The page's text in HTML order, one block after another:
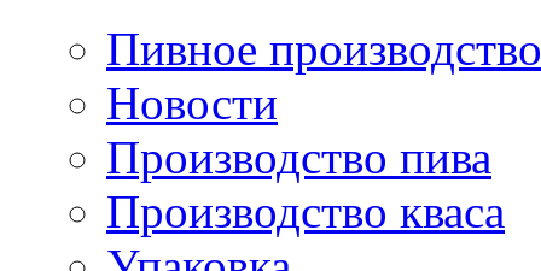
Пивное производство
Новости
Производство пива
Производство кваса